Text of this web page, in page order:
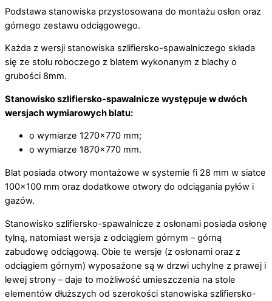
Podstawa stanowiska przystosowana do montażu osłon oraz
górnego zestawu odciągowego.
Każda z wersji stanowiska szlifiersko-spawalniczego składa
się ze stołu roboczego z blatem wykonanym z blachy o
grubości 8mm.
Stanowisko szlifiersko-spawalnicze występuje w dwóch
wersjach wymiarowych blatu:
o wymiarze 1270×770 mm;
o wymiarze 1870×770 mm.
Blat posiada otwory montażowe w systemie fi 28 mm w siatce
100×100 mm oraz dodatkowe otwory do odciągania pyłów i
gazów.
Stanowisko szlifiersko-spawalnicze z osłonami posiada osłonę
tylną, natomiast wersja z odciągiem górnym – górną
zabudowę odciągową. Obie te wersje (z osłonami oraz z
odciągiem górnym) wyposażone są w drzwi uchylne z prawej i
lewej strony – daje to możliwość umieszczenia na stole
elementów dłuższych od szerokości stanowiska szlifiersko-